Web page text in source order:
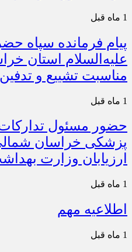
1 ماه قبل
پیام فرمانده سپاه
علیه‌السلام استان
مناسبت تشییع و
1 ماه قبل
حضور مسئول
پزشکی خراسان
ارزیابان وزارت
1 ماه قبل
اطلاعیه مهم
1 ماه قبل